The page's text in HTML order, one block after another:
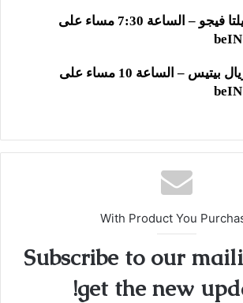
سيلتا فيجو – الساعة 7:30 مساء على
ريال بيتيس – الساعة 10 مساء على
With Product You
Subscribe to our
get the new